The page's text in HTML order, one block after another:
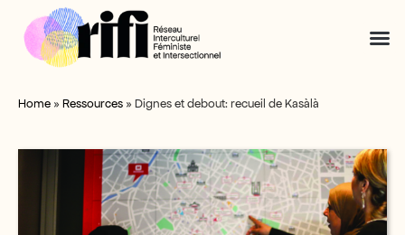
Home » Ressources » Dignes et debout: recueil de Kasàlà